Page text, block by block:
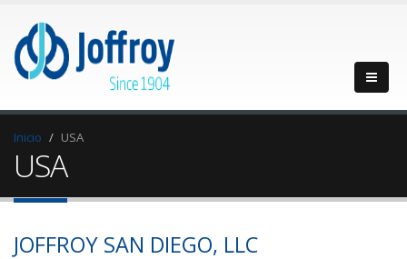
Inicio USA
USA
JOFFROY SAN DIEGO, LLC